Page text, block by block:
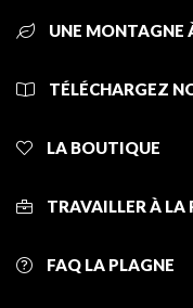
UNE MONTAGNE
TÉLÉCHARGEZ
LA BOUTIQUE
TRAVAILLER À LA
FAQ LA PLAGNE